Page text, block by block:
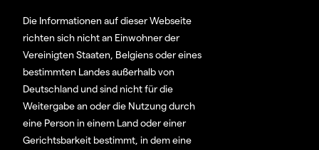
Die Informationen auf dieser Webseite
richten sich nicht an Einwohner der
Vereinigten Staaten, Belgiens oder eines
bestimmten Landes außerhalb von
Deutschland und sind nicht für die
Weitergabe an oder die Nutzung durch
eine Person in einem Land oder einer
Gerichtsbarkeit bestimmt, in dem eine